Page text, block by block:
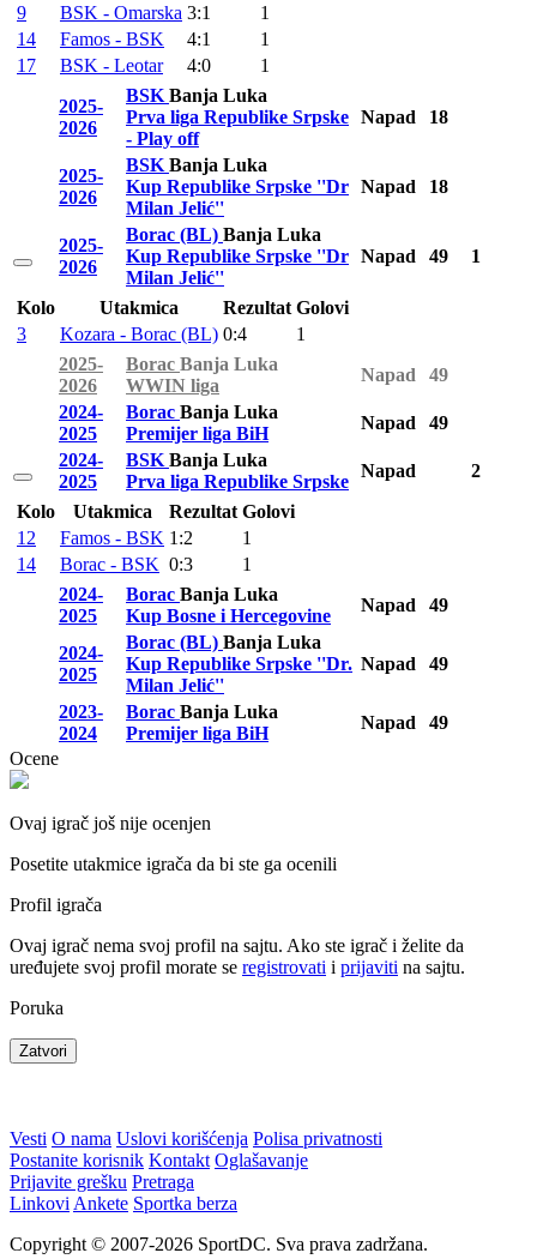
9
BSK - Omarska 3:1
1
14
Famos - BSK 4:1
1
17
BSK - Leotar 4:0
1
2025-
2026
BSK Banja Luka
Prva liga Republike Srpske
- Play off
Napad 18
2025-
2026
BSK Banja Luka
Kup Republike Srpske ''Dr
Milan Jelić''
Napad 18
2025-
2026
Borac (BL) Banja Luka
Kup Republike Srpske ''Dr
Milan Jelić''
Napad 49 1
Kolo Utakmica Rezultat Golovi
3
Kozara - Borac (BL) 0:4
1
2025-
2026
Borac Banja Luka
WWIN liga
Napad
49
2024-
2025
Borac Banja Luka
Premijer liga BiH
Napad
49
2024-
2025
BSK Banja Luka
Prva liga Republike Srpske
Napad
2
Kolo
Utakmica Rezultat Golovi
12
Famos - BSK 1:2
1
14
Borac - BSK 0:3
1
2024-
2025
Borac Banja Luka
Kup Bosne i Hercegovine
Napad 49
2024-
2025
Borac (BL) Banja Luka
Kup Republike Srpske ''Dr.
Milan Jelić''
Napad 49
2023-
2024
Borac Banja Luka
Premijer liga BiH
Napad
49
Ocene
Ovaj igrač još nije ocenjen
Posetite utakmice igrača da bi ste ga ocenili
Profil igrača
Ovaj igrač nema svoj profil na sajtu. Ako ste igrač i želite da
uređujete svoj profil morate se registrovati i prijaviti na sajtu.
Poruka
Zatvori
Vesti O nama Uslovi korišćenja Polisa privatnosti
Postanite korisnik Kontakt Oglašavanje
Prijavite grešku Pretraga
Linkovi Ankete Sportka berza
Copyright © 2007-2026 SportDC. Sva prava zadržana.